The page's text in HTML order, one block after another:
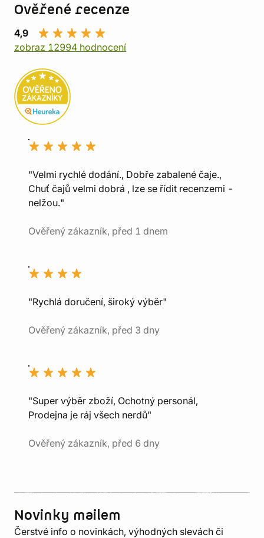
Ověřené recenze
4,9
zobraz 12994 hodnocení
"Velmi rychlé dodání., Dobře zabalené čaje.,
Chuť čajů velmi dobrá , lze se řídit recenzemi -
nelžou."
Ověřený zákazník, před 1 dnem
"Rychlá doručení, široký výběr"
Ověřený zákazník, před 3 dny
"Super výběr zboží, Ochotný personál,
Prodejna je ráj všech nerdů"
Ověřený zákazník, před 6 dny
Novinky mailem
Čerstvé info o novinkách, výhodných slevách či